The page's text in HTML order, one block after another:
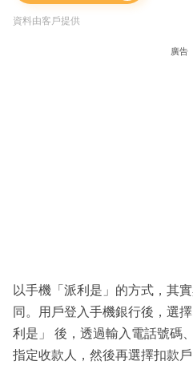
資料由客戶提供
廣告
以手機「派利是」的方式，其
同。用戶登入手機銀行後，選
利是」 後，透過輸入電話號碼
指定收款人，然後再選擇扣款